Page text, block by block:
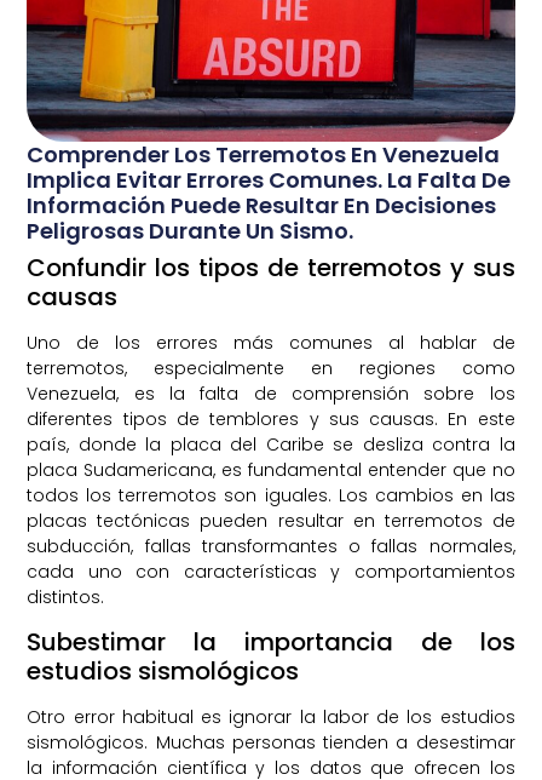
Comprender Los Terremotos En Venezuela
Implica Evitar Errores Comunes. La Falta De
Información Puede Resultar En Decisiones
Peligrosas Durante Un Sismo.
Confundir los tipos de terremotos y sus
causas
Uno de los errores más comunes al hablar de
terremotos, especialmente en regiones como
Venezuela, es la falta de comprensión sobre los
diferentes tipos de temblores y sus causas. En este
país, donde la placa del Caribe se desliza contra la
placa Sudamericana, es fundamental entender que no
todos los terremotos son iguales. Los cambios en las
placas tectónicas pueden resultar en terremotos de
subducción, fallas transformantes o fallas normales,
cada uno con características y comportamientos
distintos.
Subestimar la importancia de los
estudios sismológicos
Otro error habitual es ignorar la labor de los estudios
sismológicos. Muchas personas tienden a desestimar
la información científica y los datos que ofrecen los